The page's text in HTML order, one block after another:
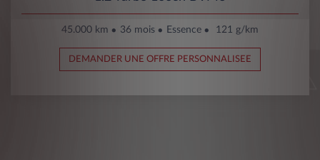
45.000 km 36 mois Essence 121 g/km
DEMANDER UNE OFFRE PERSONNALISEE